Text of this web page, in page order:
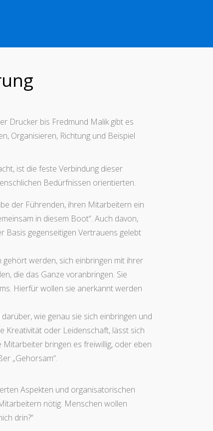
Drucker bis Fredmund Malik gibt es
Organisieren, Richtung und Beispiel
ist die feste Verbindung dieser
Bedürfnissen orientierten.
der Führenden, ihren Mitarbeitern ein
in diesem Boot“. Auch davon,
Basis gegenseitigen Vertrauens gelebt
gehört werden, sich einbringen mit ihrer
die das Ganze voranbringen. Sie
Hierfür wollen sie anerkannt werden
wie genau sie sich einbringen und
Kreativität oder Leidenschaft, lässt sich
bringen es freiwillig, oder eben
„Gehorsam“.
Aspekten und organisatorischen
nötig. Menschen wollen
drin?“